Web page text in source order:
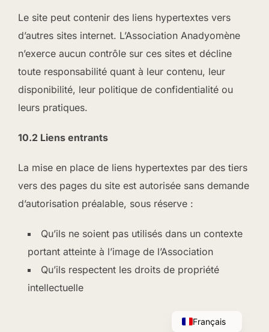
Le site peut contenir des liens hypertextes vers
d’autres sites internet. L’Association Anadyomène
n’exerce aucun contrôle sur ces sites et décline
toute responsabilité quant à leur contenu, leur
disponibilité, leur politique de confidentialité ou
leurs pratiques.
10.2 Liens entrants
La mise en place de liens hypertextes par des tiers
vers des pages du site est autorisée sans demande
d’autorisation préalable, sous réserve :
Qu’ils ne soient pas utilisés dans un contexte
portant atteinte à l’image de l’Association
Qu’ils respectent les droits de propriété
intellectuelle
Français